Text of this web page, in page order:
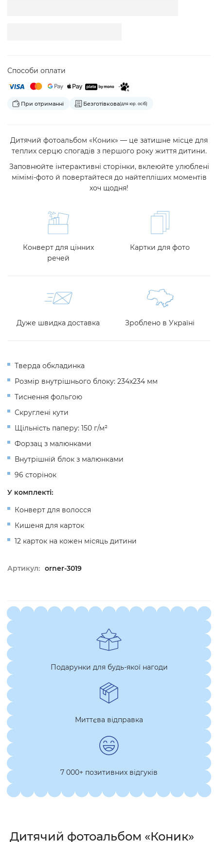
Способи оплати
При отриманні Безготівкова(для юр. осіб)
Дитячий фотоальбом «Коник» — це затишне місце для
теплих серцю спогадів з першого року життя дитини.
Заповнюйте інтерактивні сторінки, вклеюйте улюблені
мімімі-фото й повертайтеся до найтепліших моментів
хоч щодня!
Конверт для цінних
речей
Картки для фото
Дуже швидка доставка Зроблено в Україні
Тверда обкладинка
Розмір внутрішнього блоку: 234х234 мм
Тиснення фольгою
Скруглені кути
Щільність паперу: 150 г/м²
Форзац з малюнками
Внутрішній блок з малюнками
96 сторінок
У комплекті:
Конверт для волосся
Кишеня для карток
12 карток на кожен місяць дитини
Артикул: orner-3019
Подарунки для будь-якої нагоди
Миттєва відправка
7 000+ позитивних відгуків
Дитячий фотоальбом «Коник»